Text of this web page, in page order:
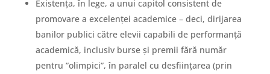
Existența, în lege, a unui capitol consistent de
promovare a excelenței academice – deci, dirijarea
banilor publici către elevii capabili de performanță
academică, inclusiv burse și premii fără număr
pentru ”olimpici”, în paralel cu desființarea (prin